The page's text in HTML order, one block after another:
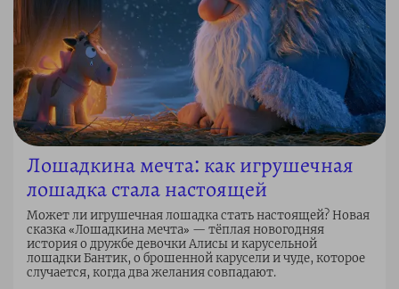
Лошадкина мечта: как игрушечная
лошадка стала настоящей
Может ли игрушечная лошадка стать настоящей? Новая
сказка «Лошадкина мечта» — тёплая новогодняя
история о дружбе девочки Алисы и карусельной
лошадки Бантик, о брошенной карусели и чуде, которое
случается, когда два желания совпадают.